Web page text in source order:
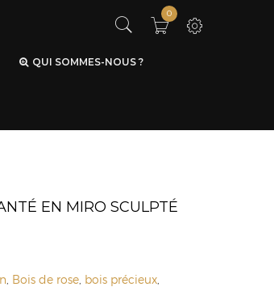
0
QUI SOMMES-NOUS ?
EN MIRO SCULPTÉ
Bois de rose bois précieux